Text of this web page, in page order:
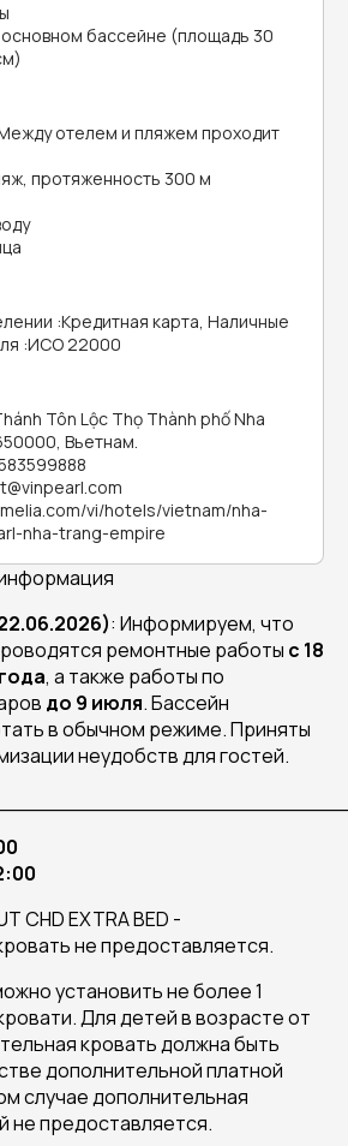
бассейне (площадь 30
отелем и пляжем проходит
протяженность 300 м
:Кредитная карта, Наличные
:ИСО 22000
Tôn Lộc Thọ Thành phố Nha
Вьетнам.
vi/hotels/vietnam/nha-
nha-trang-empire
: Информируем, что
ремонтные работы с 18
, а также работы по
до 9 июля. Бассейн
в обычном режиме. Приняты
неудобств для гостей.
CHD EXTRA BED -
не предоставляется.
установить не более 1
Для детей в возрасте от
кровать должна быть
дополнительной платной
случае дополнительная
не предоставляется.